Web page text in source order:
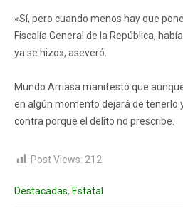
«Sí, pero cuando menos hay que
Fiscalía General de la República,
ya se hizo», aseveró.
Mundo Arriasa manifestó que
en algún momento dejará de tenerlo
contra porque el delito no prescribe.
Post Views: 212
Destacadas, Estatal